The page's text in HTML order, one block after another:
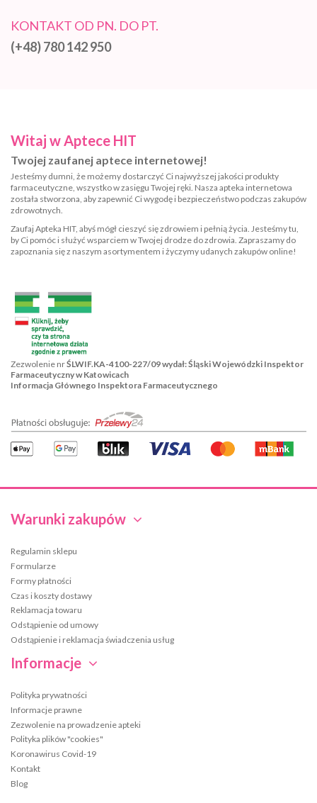
KONTAKT OD PN. DO PT.
(+48) 780 142 950
Warunki zakupów
Regulamin sklepu
Formularze
Formy płatności
Czas i koszty dostawy
Reklamacja towaru
Odstąpienie od umowy
Odstąpienie i reklamacja świadczenia usług
Informacje
Polityka prywatności
Informacje prawne
Zezwolenie na prowadzenie apteki
Polityka plików "cookies"
Koronawirus Covid-19
Kontakt
Blog
Witaj w Aptece HIT
Twojej zaufanej aptece internetowej!
Jesteśmy dumni, że możemy dostarczyć Ci najwyższej jakości produkty
farmaceutyczne, wszystko w zasięgu Twojej ręki. Nasza apteka internetowa
została stworzona, aby zapewnić Ci wygodę i bezpieczeństwo podczas zakupów
zdrowotnych.
Zaufaj Apteka HIT, abyś mógł cieszyć się zdrowiem i pełnią życia. Jesteśmy tu,
by Ci pomóc i służyć wsparciem w Twojej drodze do zdrowia. Zapraszamy do
zapoznania się z naszym asortymentem i życzymy udanych zakupów online!
Zezwolenie nrŚLWIF.KA-4100-227/09 wydał: Śląski Wojewódzki Inspektor
Farmaceutyczny w Katowicach
Informacja Głównego Inspektora Farmaceutycznego